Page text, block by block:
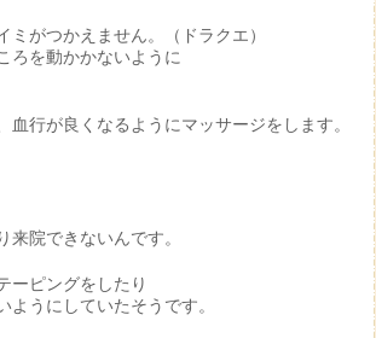
ミがつかえません。（ドラクエ）
ろを動かかないように
血行が良くなるようにマッサージをします。
来院できないんです。
ーピングをしたり
ようにしていたそうです。